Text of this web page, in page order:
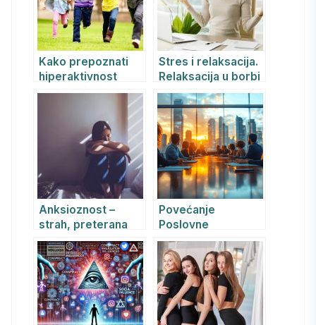
Kako prepoznati
hiperaktivnost
(ADHD) kod deteta
Stres i relaksacija.
Relaksacija u borbi
protiv stresa
Anksioznost –
strah, preterana
briga i
uznemirenost
Povećanje
Poslovne
Uspešnosti Kroz
Primenu REBT
Pristupa